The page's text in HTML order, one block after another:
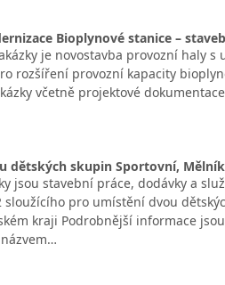
Bioplynové stanice –
je novostavba provozní haly
rozšíření provozní kapacity
včetně projektové
dětských skupin Sportovní,
jsou stavební práce, dodávky a
sloužícího pro umístění dvou
kraji Podrobnější informace